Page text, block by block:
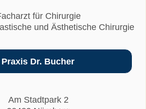
für Chirurgie
und Ästhetische Chirurgie
Praxis Dr. Bucher
Am Stadtpark 2